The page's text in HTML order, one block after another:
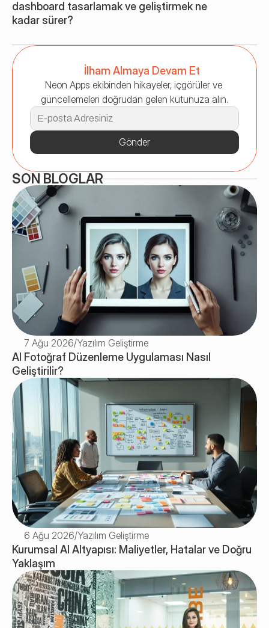
dashboard tasarlamak ve geliştirmek ne
kadar sürer?
İlham Almaya Devam Et
Neon Apps ekibinden hikayeler, içgörüler ve
güncellemeleri doğrudan gelen kutunuza alın.
Gönder
SON BLOGLAR
7 Ağu 2026/Yazılım Geliştirme
AI Fotoğraf Düzenleme Uygulaması Nasıl
Geliştirilir?
6 Ağu 2026/Yazılım Geliştirme
Kurumsal AI Altyapısı: Maliyetler, Hatalar ve Doğru
Yaklaşım